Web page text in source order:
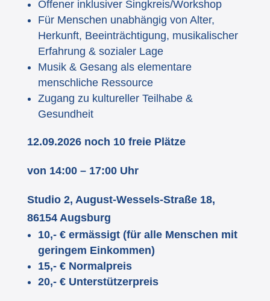
Offener inklusiver Singkreis/Workshop
Für Menschen unabhängig von Alter,
Herkunft, Beeinträchtigung, musikalischer
Erfahrung & sozialer Lage
Musik & Gesang als elementare
menschliche Ressource
Zugang zu kultureller Teilhabe &
Gesundheit
12.09.2026 noch 10 freie Plätze
von 14:00 – 17:00 Uhr
Studio 2, August-Wessels-Straße 18,
86154 Augsburg
10,- € ermässigt (für alle Menschen mit
geringem Einkommen)
15,- € Normalpreis
20,- € Unterstützerpreis